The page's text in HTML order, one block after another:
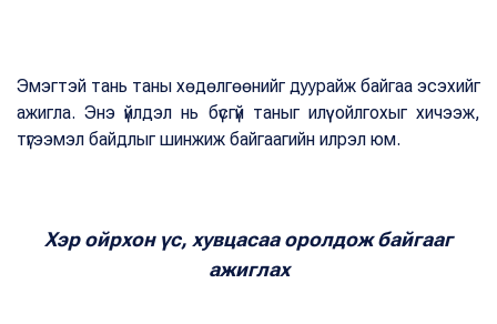
Эмэгтэй тань таны хөдөлгөөнийг дуурайж байгаа эсэхийг
ажигла. Энэ үйлдэл нь бүсгүй таныг илүү ойлгохыг хичээж,
түгээмэл байдлыг шинжиж байгаагийн илрэл юм.
Хэр ойрхон үс, хувцасаа оролдож байгааг
ажиглах